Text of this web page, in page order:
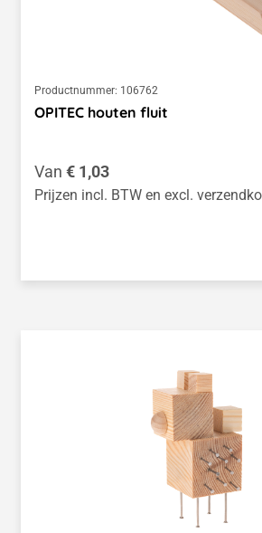
Productnummer: 106762
OPITEC houten fluit
Normale prijs:
Van € 1,03
Prijzen incl. BTW en excl.